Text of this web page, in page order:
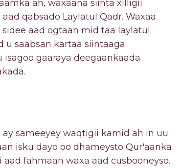
ah, waxaana siinta xilligii
qabsado Laylatul Qadr. Waxaa
aad ogtaan mid taa laylatul
u saabsan kartaa siintaaga
gaaraya deegaankaada
sameeyey waqtigii kamid ah in uu
isku dayo oo dhameysto Qur'aanka
fahmaan waxa aad cusbooneyso.